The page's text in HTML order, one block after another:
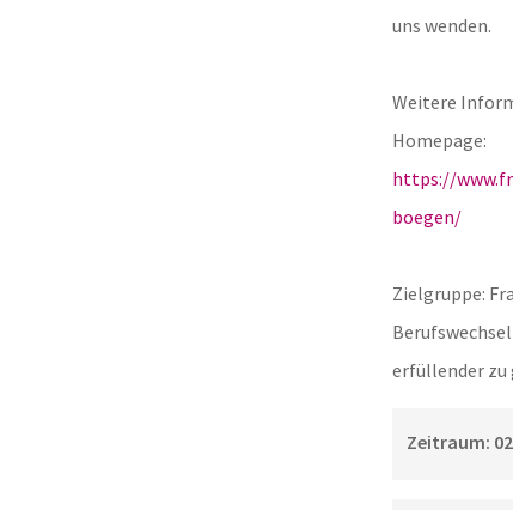
uns wenden.
Weitere
Homepage:
https://
boegen/
Zielgruppe:
erfüllender
Zeitraum: